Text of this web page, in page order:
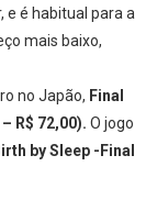
e é habitual para a
mais baixo,
no Japão, Final
R$ 72,00). O jogo
by Sleep -Final